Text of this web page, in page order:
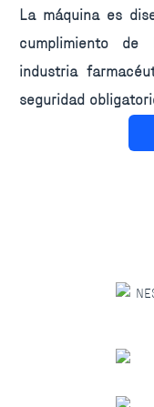
La máquina es
cumplimiento
industria
seguridad